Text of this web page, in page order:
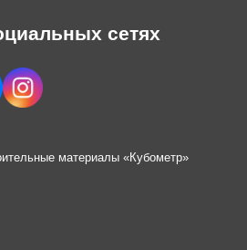
сетях
материалы «Кубометр»